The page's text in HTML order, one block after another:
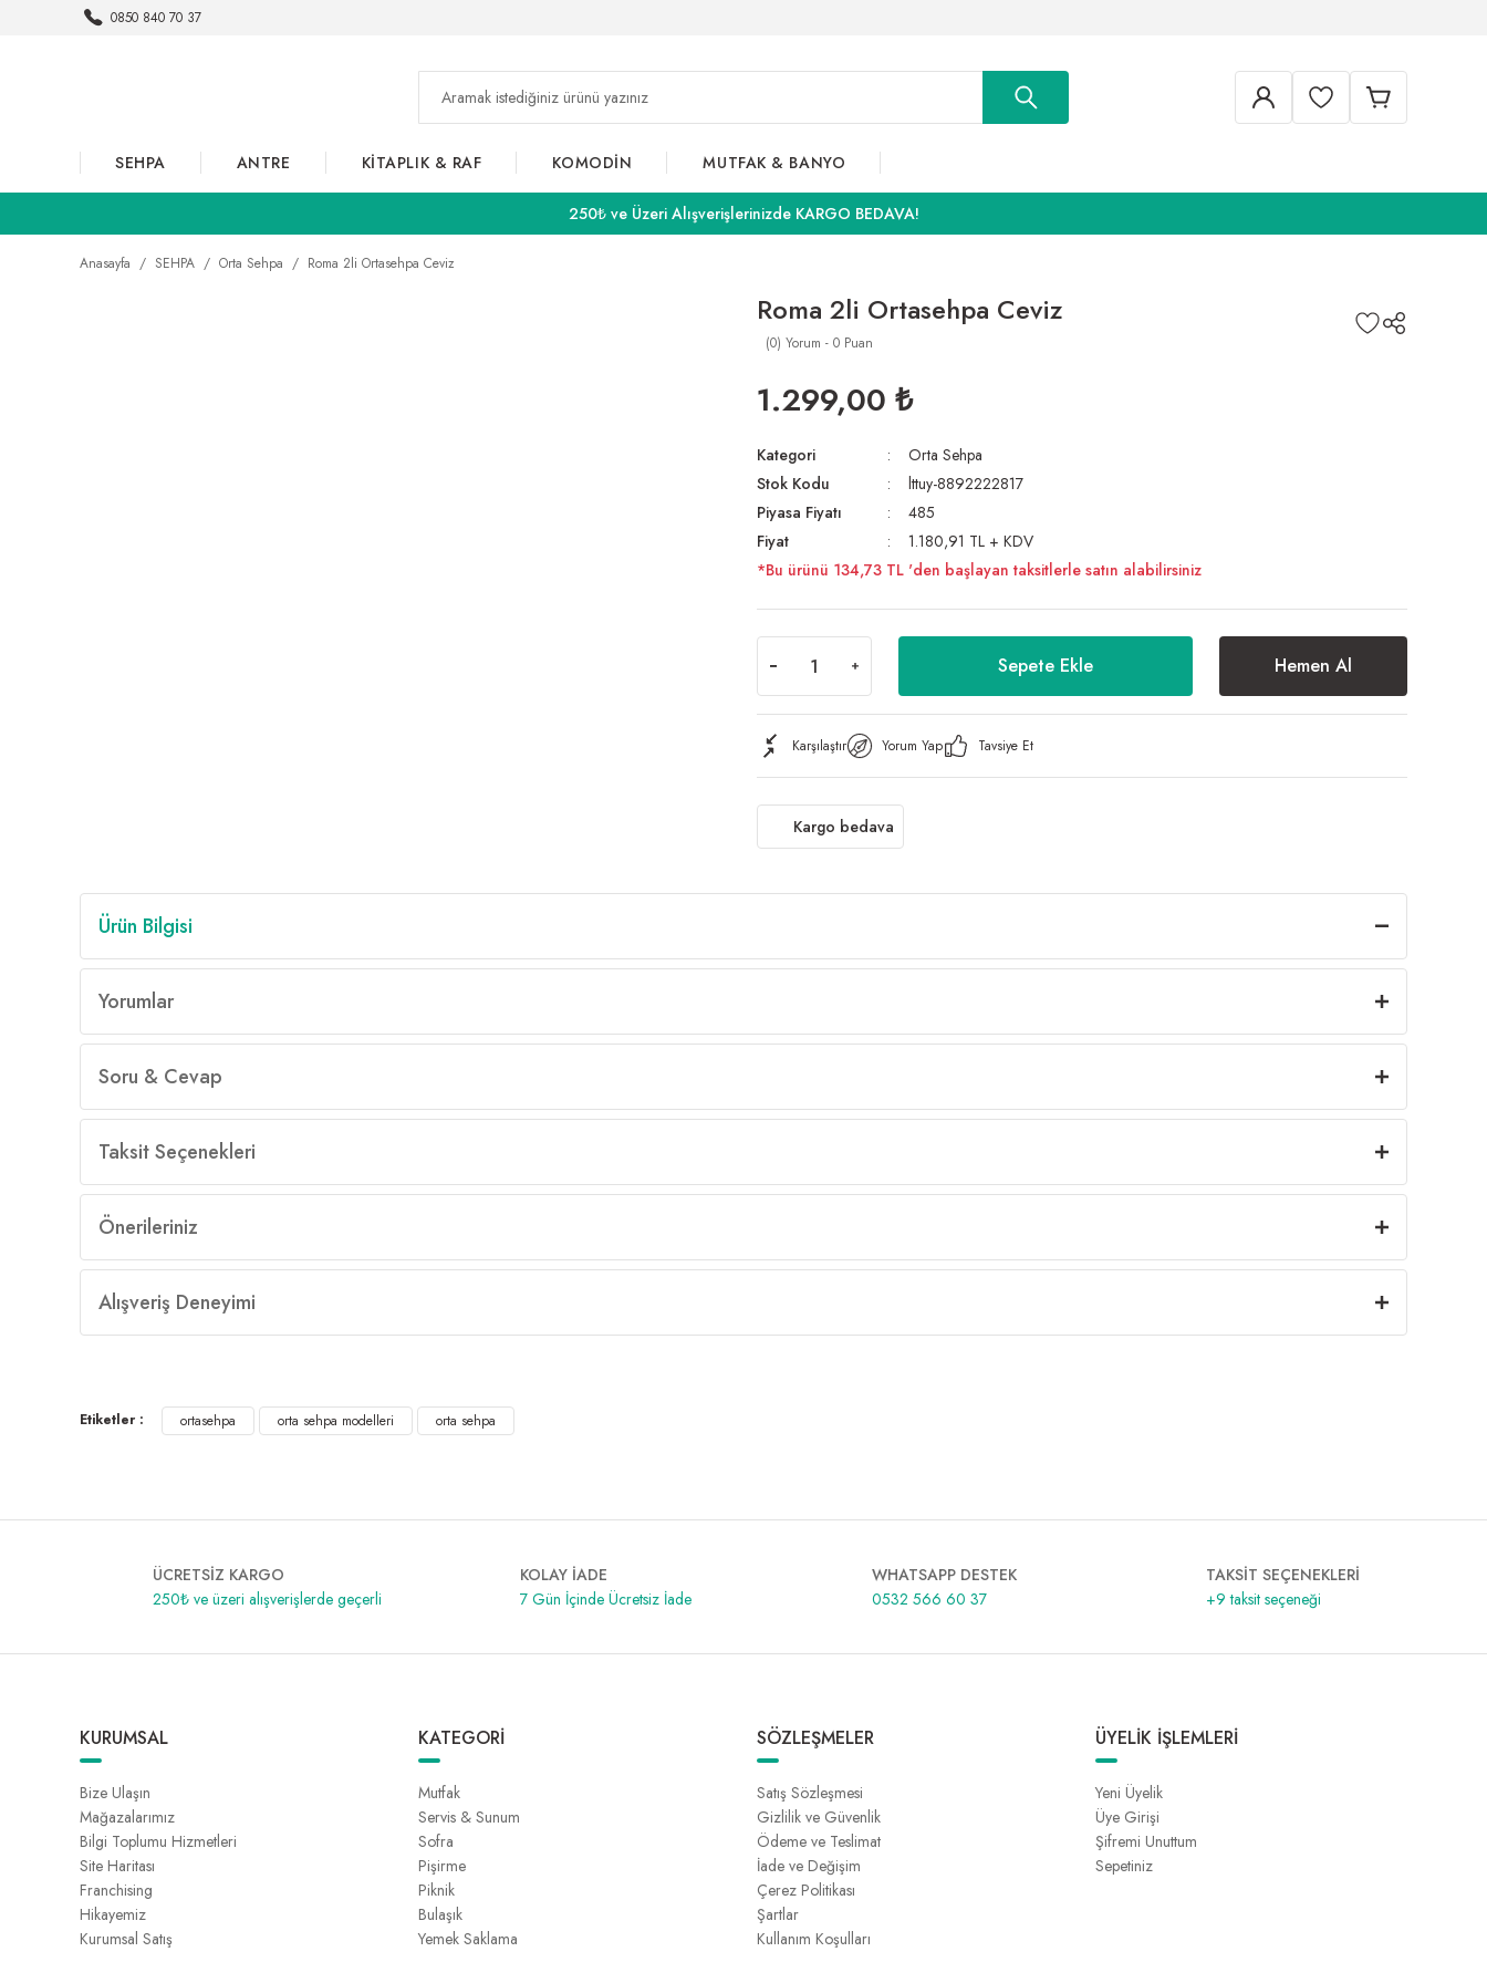
0850 840 70 37
SEHPA ANTRE KİTAPLIK & RAF KOMODİN MUTFAK & BANYO
250₺ ve Üzeri Alışverişlerinizde KARGO BEDAVA!
Anasayfa SEHPA Orta Sehpa Roma 2li Ortasehpa Ceviz
Roma 2li Ortasehpa Ceviz
(0) Yorum - 0 Puan
1.299,00 ₺
Kategori
Orta Sehpa
Stok Kodu
lttuy-8892222817
Piyasa Fiyatı
485
Fiyat
1.180,91 TL + KDV
*Bu ürünü 134,73 TL 'den başlayan taksitlerle satın alabilirsiniz
Sepete Ekle Hemen Al
Karşılaştır Yorum Yap Tavsiye Et
Kargo bedava
Ürün Bilgisi
Yorumlar
Soru & Cevap
Taksit Seçenekleri
Önerileriniz
Alışveriş Deneyimi
Etiketler : ortasehpa orta sehpa modelleri orta sehpa
ÜCRETSİZ KARGO
250₺ ve üzeri alışverişlerde geçerli
KOLAY İADE
7 Gün İçinde Ücretsiz İade
WHATSAPP DESTEK
0532 566 60 37
TAKSİT SEÇENEKLERİ
+9 taksit seçeneği
KURUMSAL
Bize Ulaşın
Mağazalarımız
Bilgi Toplumu Hizmetleri
Site Haritası
Franchising
Hikayemiz
Kurumsal Satış
KATEGORİ
Mutfak
Servis & Sunum
Sofra
Pişirme
Piknik
Bulaşık
Yemek Saklama
SÖZLEŞMELER
Satış Sözleşmesi
Gizlilik ve Güvenlik
Ödeme ve Teslimat
İade ve Değişim
Çerez Politikası
Şartlar
Kullanım Koşulları
ÜYELİK İŞLEMLERİ
Yeni Üyelik
Üye Girişi
Şifremi Unuttum
Sepetiniz